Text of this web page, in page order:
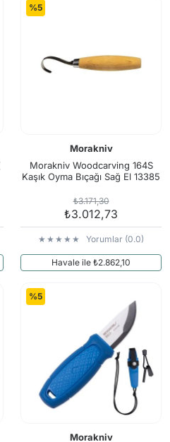
%5
Morakniv
Morakniv Woodcarving 164S
Kaşık Oyma Bıçağı Sağ El 13385
₺3.171,30
₺3.012,73
Yorumlar (0.0)
Havale ile ₺2.862,10
%5
Morakniv